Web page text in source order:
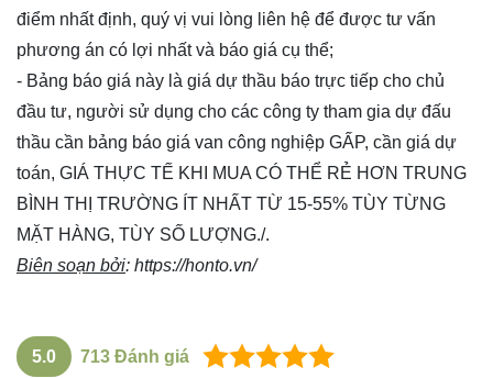
điểm nhất định, quý vị vui lòng liên hệ để được tư vấn
phương án có lợi nhất và báo giá cụ thể;
- Bảng báo giá này là giá dự thầu báo trực tiếp cho chủ
đầu tư, người sử dụng cho các công ty tham gia dự đấu
thầu cần bảng báo giá van công nghiệp GẤP, cần giá dự
toán, GIÁ THỰC TẾ KHI MUA CÓ THỂ RẺ HƠN TRUNG
BÌNH THỊ TRƯỜNG ÍT NHẤT TỪ 15-55% TÙY TỪNG
MẶT HÀNG, TÙY SỐ LƯỢNG./.
Biên soạn bởi: https://honto.vn/
5.0 713 Đánh giá